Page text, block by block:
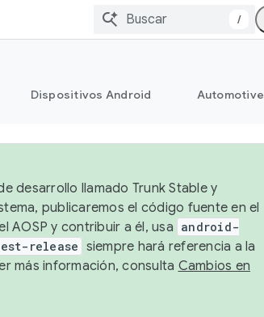
/
Dispositivos Android Automotive
desarrollo llamado Trunk Stable y
publicaremos el código fuente en el
AOSP y contribuir a él, usa android-
release siempre hará referencia a la
más información, consulta Cambios en